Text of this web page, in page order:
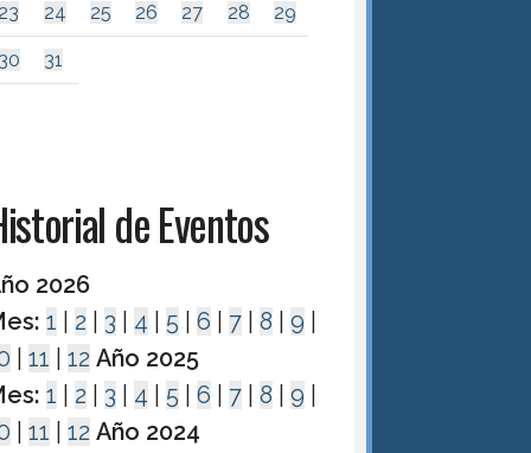
23 24 25 26 27 28 29
30 31
de Eventos
2026
1 2 3 4 5 |6 7 |8 |9
|11 |12 Año 2025
1 2 3 4 5 |6 7 |8 |9
|11 |12 Año 2024